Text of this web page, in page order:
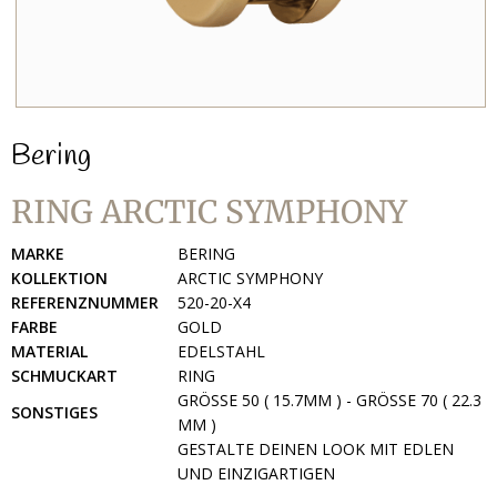
Bering
RING ARCTIC SYMPHONY
MARKE
BERING
KOLLEKTION
ARCTIC SYMPHONY
REFERENZNUMMER
520-20-X4
FARBE
GOLD
MATERIAL
EDELSTAHL
SCHMUCKART
RING
SONSTIGES
GRÖSSE 50 ( 15.7MM ) - GRÖSSE 70 ( 22.3 MM
)
GESTALTE DEINEN LOOK MIT EDLEN
UND EINZIGARTIGEN